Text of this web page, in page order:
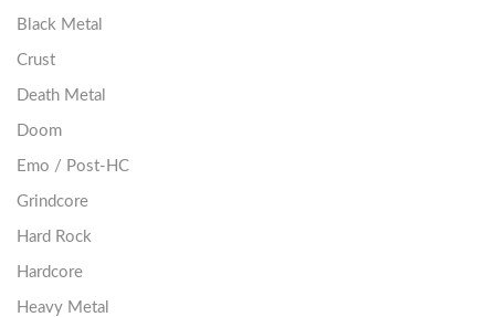
Black Metal
Crust
Death Metal
Doom
Emo / Post-HC
Grindcore
Hard Rock
Hardcore
Heavy Metal